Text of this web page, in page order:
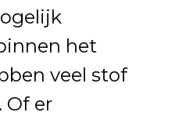
het
veel stof
Of er